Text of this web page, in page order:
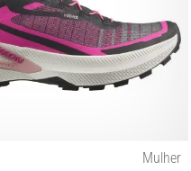
Mulher